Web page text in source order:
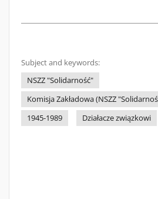
Subject and keywords:
NSZZ "Solidarność"
Komisja Zakładowa (NSZZ
1945-1989
Działacze związkowi